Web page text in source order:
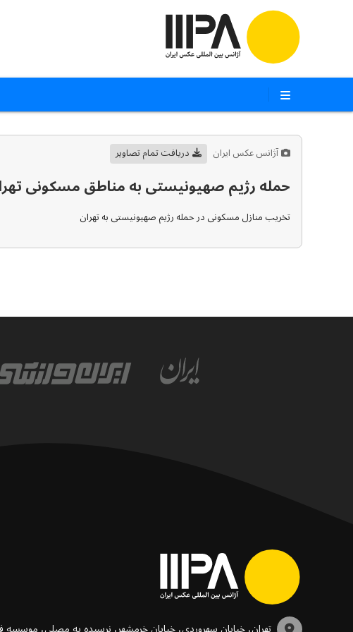
آژانس عکس ایران دریافت تمام تصاویر
حمله رژیم صهیونیستی به مناطق مسکونی
تخریب منازل مسکونی در حمله رژیم صهیونیستی به تهران